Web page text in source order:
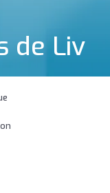
de Liv